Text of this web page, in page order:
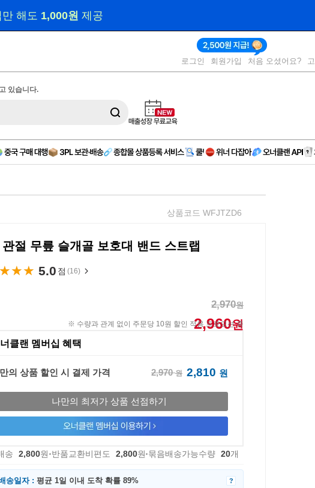
지 무료 제작 (AD)
로그인 회원가입 처음 오셨어요?
있습니다.
상품코드 WFJTZD6
관절 무릎 슬개골 보호대 밴드 스트랩
5.0 점 (16)
2,970원
2,960원
※ 수량과 관계 없이 주문당 10원 할인 적용 프로모션 중
클랜 멤버십 혜택
의 상품 할인 시 결제 가격 2,970원 2,810 원
나만의 최저가 상품 선점하기
송 2,800원 반품교환비편도 2,800원 묶음배송가능수량 20개
송일자 : 평균 1일 이내 도착 확률 89% ?